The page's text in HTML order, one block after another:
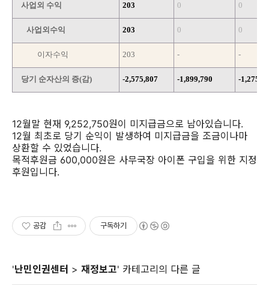
사업외 수익 203 0 0
사업외수익 203 0 0
이자수익 203 - -
당기 순자산의 증(감) -2,575,807 -1,899,790 -
12월말 현재 9,252,750원이 미지급금으로 남아있습니다.
12월 최초로 당기 순익이 발생하여 미지급금을 조금이나마
상환할 수 있었습니다.
목적후원금 600,000원은 사무국장 아이폰 구입을 위한 지정
후원입니다.
공감 구독하기
'난민인권센터 > 재정보고' 카테고리의 다른 글